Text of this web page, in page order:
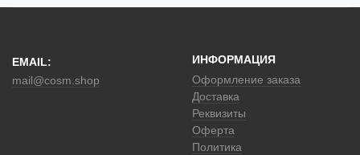
EMAIL:
mail@cosm.shop
ИНФОРМАЦИЯ
Оформление заказа
Доставка
Реквизиты
Оферта
Политика